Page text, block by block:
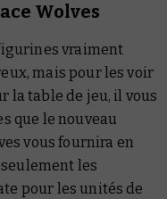
Wolves
vraiment
mais pour les voir
la table de jeu, il vous
que le nouveau
vous fournira en
les
pour les unités de